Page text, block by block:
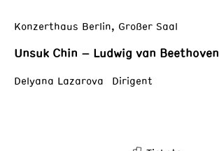
Konzerthaus Berlin, Großer Saal
Unsuk Chin – Ludwig van Beethoven
Delyana Lazarova Dirigent